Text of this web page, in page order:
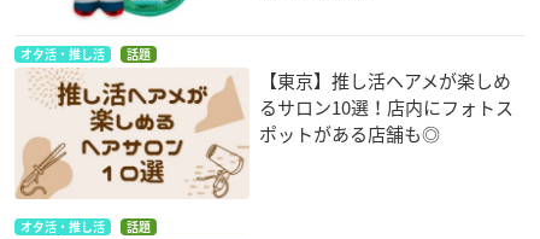
オタ活・推し活 話題
【東京】推し活ヘアメが楽しめ
るサロン10選！店内にフォトス
ポットがある店舗も◎
オタ活・推し活 話題